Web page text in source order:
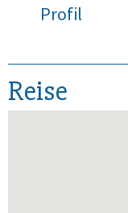
Profil
Reise